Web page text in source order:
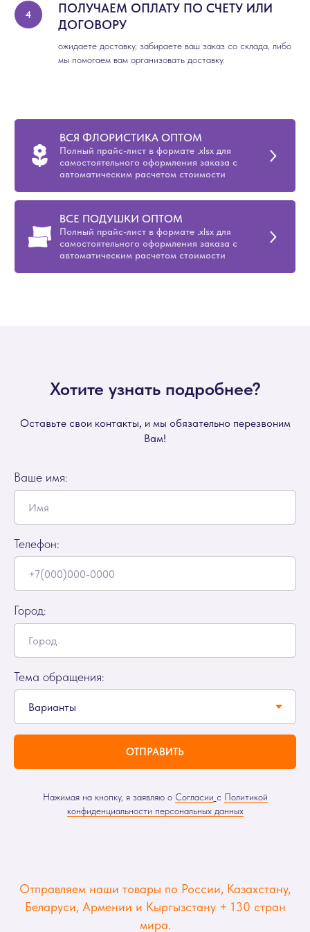
ПОЛУЧАЕМ ОПЛАТУ ПО СЧЕТУ ИЛИ
ДОГОВОРУ
ожидаете доставку, забираете ваш заказ со склада, либо
мы помогаем вам организовать доставку.
ВСЯ ФЛОРИСТИКА ОПТОМ
Полный прайс-лист в формате .xlsx для
самостоятельного оформления заказа с
автоматическим расчетом стоимости
ВСЕ ПОДУШКИ ОПТОМ
Полный прайс-лист в формате .xlsx для
самостоятельного оформления заказа с
автоматическим расчетом стоимости
Хотите узнать подробнее?
Оставьте свои контакты, и мы обязательно перезвоним
Вам!
Ваше имя:
Телефон:
Город:
Тема обращения:
ОТПРАВИТЬ
Нажимая на кнопку, я заявляю о Согласии с Политикой
конфиденциальности персональных данных
Отправляем наши товары по России, Казахстану,
Беларуси, Армении и Кыргызстану + 130 стран
мира.